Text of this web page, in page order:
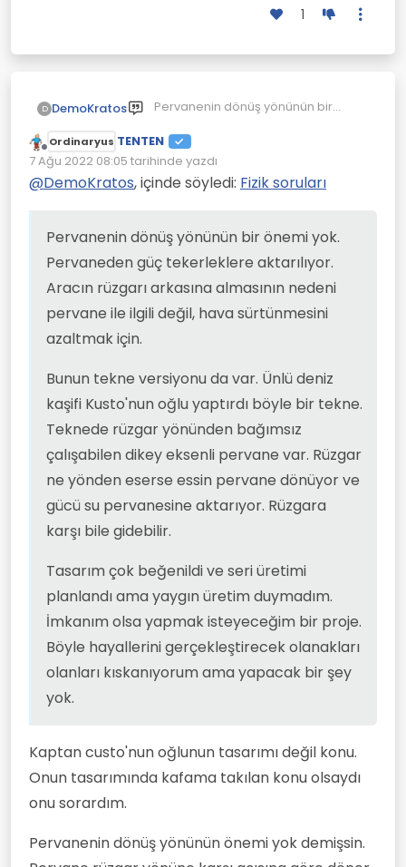
1
D DemoKratos
Pervanenin dönüş yönünün bir
tekerleklere aktarılıyor. Aracın
rüzgarı arkasına almasının nedeni
pervane ile ilgili değil, hava
sürtünmesini azaltmak için.
Bunun tekne versiyonu da var. Ünlü
deniz kaşifi Kusto'nun oğlu yaptırdı
böyle bir tekne. Teknede rüzgar
yönünden bağımsız çalışabilen
ne yönden eserse essin pervane
dönüyor ve gücü su pervanesine
aktarıyor. Rüzgara karşı bile
gidebilir.
Tasarım çok beğenildi ve seri
üretimi planlandı ama yaygın üretim
isteyeceğim bir proje. Böyle
hayallerini gerçekleştirecek
olanakları olanları kıskanıyorum
ama yapacak bir şey yok.
Çevrimdışı
Ordinaryus TENTEN
7 Ağu 2022 08:05 tarihinde yazdı
Son düzenleyen:
@DemoKratos, içinde söyledi: Fizik soruları
Pervanenin dönüş yönünün bir önemi yok.
Pervaneden güç tekerleklere aktarılıyor.
Aracın rüzgarı arkasına almasının nedeni
pervane ile ilgili değil, hava sürtünmesini
azaltmak için.
Bunun tekne versiyonu da var. Ünlü deniz
kaşifi Kusto'nun oğlu yaptırdı böyle bir tekne.
Teknede rüzgar yönünden bağımsız
çalışabilen dikey eksenli pervane var. Rüzgar
ne yönden eserse essin pervane dönüyor ve
gücü su pervanesine aktarıyor. Rüzgara
karşı bile gidebilir.
Tasarım çok beğenildi ve seri üretimi
planlandı ama yaygın üretim duymadım.
İmkanım olsa yapmak isteyeceğim bir proje.
Böyle hayallerini gerçekleştirecek olanakları
olanları kıskanıyorum ama yapacak bir şey
yok.
Kaptan custo'nun oğlunun tasarımı değil konu.
Onun tasarımında kafama takılan konu olsaydı
onu sorardım.
Pervanenin dönüş yönünün önemi yok demişsin.